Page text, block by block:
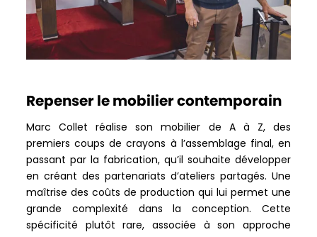
Repenser le mobilier contemporain
Marc Collet réalise son mobilier de A à Z, des
premiers coups de crayons à l’assemblage final, en
passant par la fabrication, qu’il souhaite développer
en créant des partenariats d’ateliers partagés. Une
maîtrise des coûts de production qui lui permet une
grande complexité dans la conception. Cette
spécificité plutôt rare, associée à son approche